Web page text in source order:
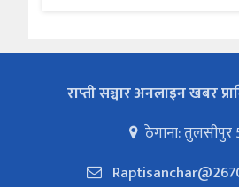
राप्ती सञ्चार अनलाइन खबर
ठेगाना: तुलसीपुर